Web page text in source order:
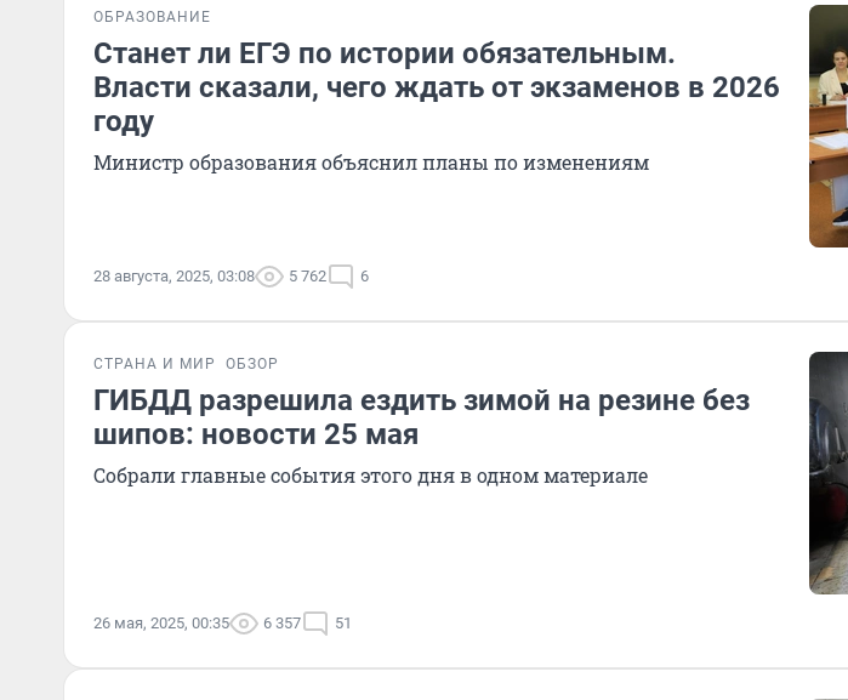
ОБРАЗОВАНИЕ
Станет ли ЕГЭ по истории обязательным.
Власти сказали, чего ждать от экзаменов в 2026
году
Министр образования объяснил планы по изменениям
28 августа, 2025, 03:08 5 762 6
СТРАНА И МИР ОБЗОР
ГИБДД разрешила ездить зимой на резине без
шипов: новости 25 мая
Собрали главные события этого дня в одном материале
26 мая, 2025, 00:35 6 357 51